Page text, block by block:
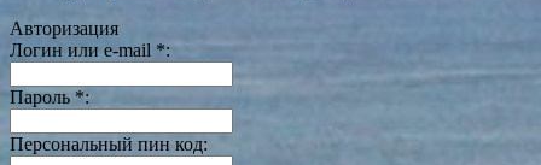
Авторизация
Логин или e-mail *:
Пароль *:
Персональный пин код: